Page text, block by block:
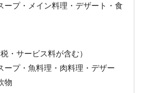
ープ・メイン料理・デザート・食
・サービス料が含む）
ープ・魚料理・肉料理・デザー
物